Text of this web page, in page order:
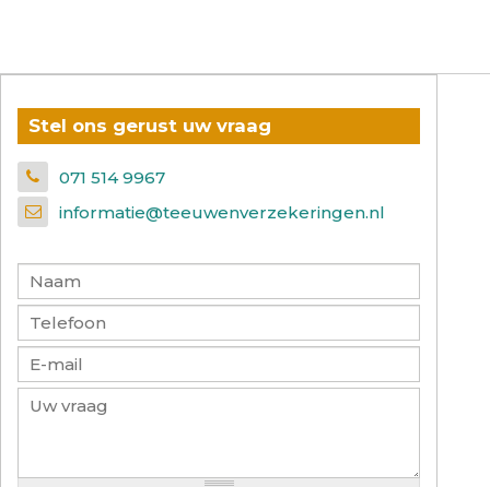
Stel ons gerust uw vraag
071 514 9967
informatie@teeuwenverzekeringen.nl